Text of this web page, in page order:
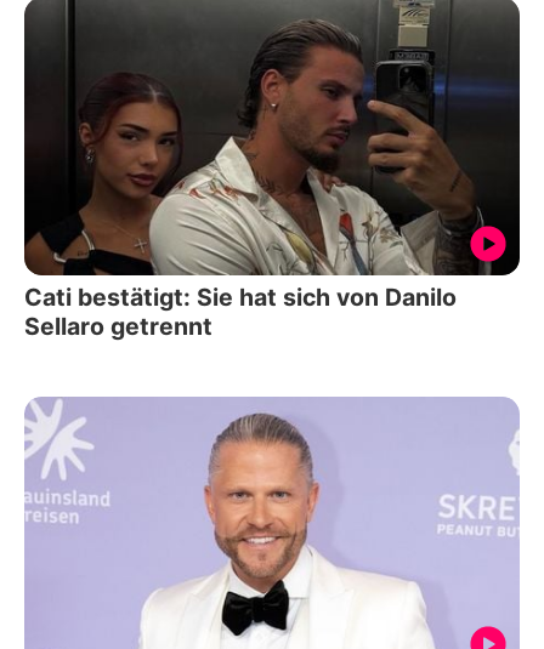
Cati bestätigt: Sie hat sich von Danilo
Sellaro getrennt